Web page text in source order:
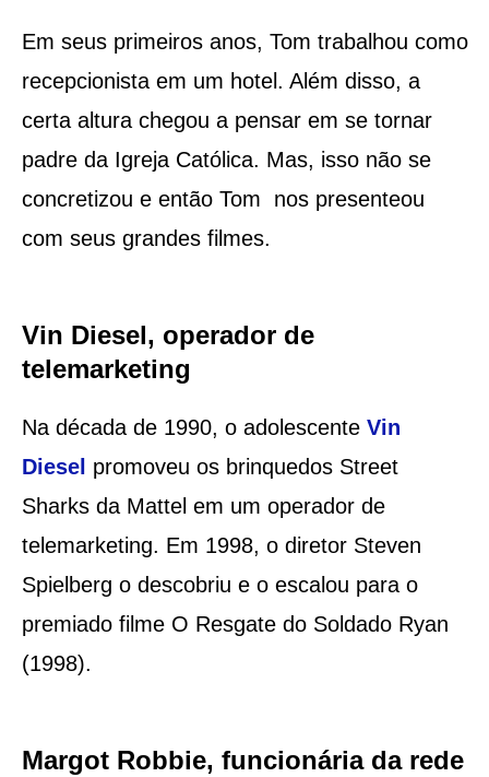
Em seus primeiros anos, Tom trabalhou como
recepcionista em um hotel. Além disso, a
certa altura chegou a pensar em se tornar
padre da Igreja Católica. Mas, isso não se
concretizou e então Tom nos presenteou
com seus grandes filmes.
Vin Diesel, operador de
telemarketing
Na década de 1990, o adolescente Vin
Diesel promoveu os brinquedos Street
Sharks da Mattel em um operador de
telemarketing. Em 1998, o diretor Steven
Spielberg o descobriu e o escalou para o
premiado filme O Resgate do Soldado Ryan
(1998).
Margot Robbie, funcionária da rede